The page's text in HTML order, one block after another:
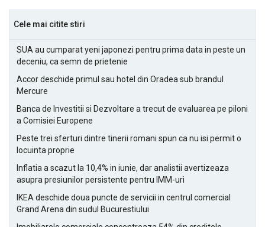
Cele mai citite stiri
SUA au cumparat yeni japonezi pentru prima data in peste un
deceniu, ca semn de prietenie
Accor deschide primul sau hotel din Oradea sub brandul
Mercure
Banca de Investitii si Dezvoltare a trecut de evaluarea pe piloni
a Comisiei Europene
Peste trei sferturi dintre tinerii romani spun ca nu isi permit o
locuinta proprie
Inflatia a scazut la 10,4% in iunie, dar analistii avertizeaza
asupra presiunilor persistente pentru IMM-uri
IKEA deschide doua puncte de servicii in centrul comercial
Grand Arena din sudul Bucurestiului